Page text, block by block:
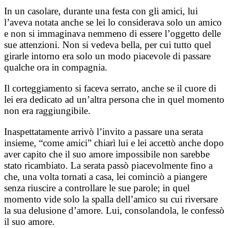
In un casolare, durante una festa con gli amici, lui
l’aveva notata anche se lei lo considerava solo un amico
e non si immaginava nemmeno di essere l’oggetto delle
sue attenzioni. Non si vedeva bella, per cui tutto quel
girarle intorno era solo un modo piacevole di passare
qualche ora in compagnia.
Il corteggiamento si faceva serrato, anche se il cuore di
lei era dedicato ad un’altra persona che in quel momento
non era raggiungibile.
Inaspettatamente arrivò l’invito a passare una serata
insieme, “come amici” chiarì lui e lei accettò anche dopo
aver capito che il suo amore impossibile non sarebbe
stato ricambiato. La serata passò piacevolmente fino a
che, una volta tornati a casa, lei cominciò a piangere
senza riuscire a controllare le sue parole; in quel
momento vide solo la spalla dell’amico su cui riversare
la sua delusione d’amore. Lui, consolandola, le confessò
il suo amore.